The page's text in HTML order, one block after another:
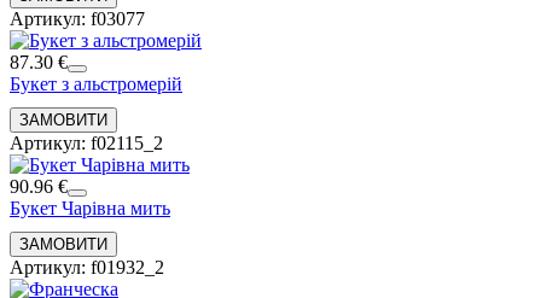
Артикул: f03077
87.30 €
Букет з альстромерій
Артикул: f02115_2
90.96 €
Букет Чарівна мить
Артикул: f01932_2